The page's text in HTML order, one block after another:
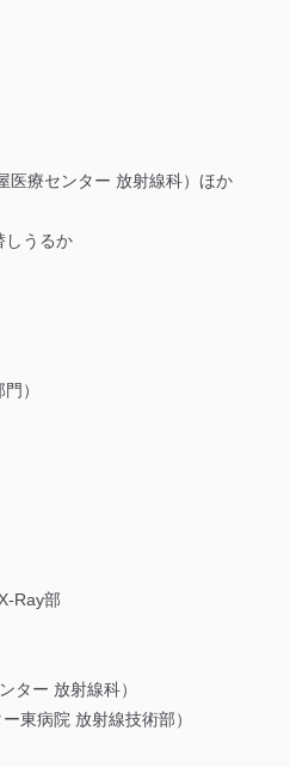
医療センター 放射線科）ほか
しうるか
）
Ray部
ー 放射線科）
東病院 放射線技術部）